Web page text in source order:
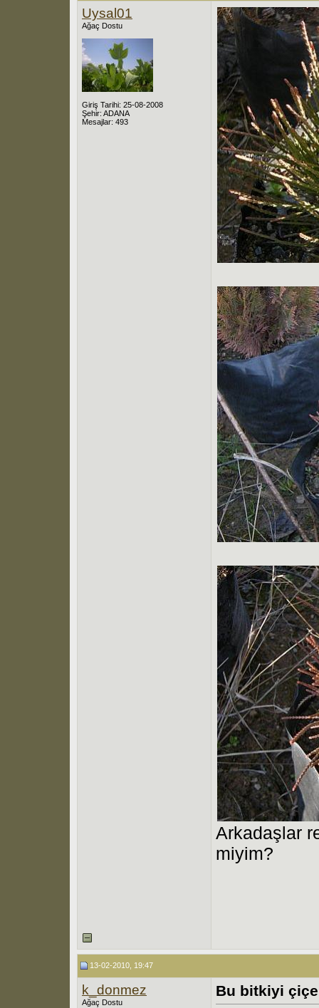
Uysal01
Ağaç Dostu
Giriş Tarihi: 25-08-2008
Şehir: ADANA
Mesajlar: 493
Arkadaşlar
miyim?
13-02-2010, 19:47
k_donmez
Ağaç Dostu
Bu bitkiyi